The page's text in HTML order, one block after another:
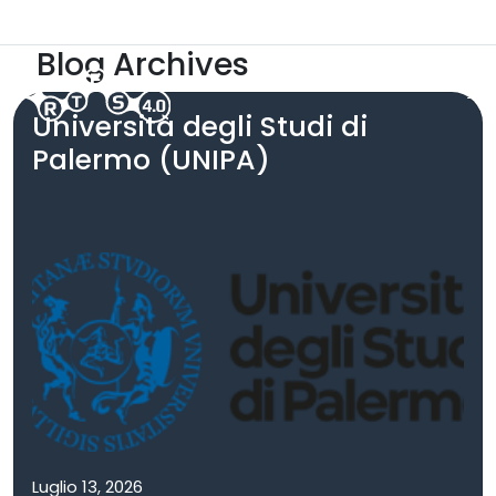
Blog Archives
Università degli Studi di
Palermo (UNIPA)
Luglio 13, 2026